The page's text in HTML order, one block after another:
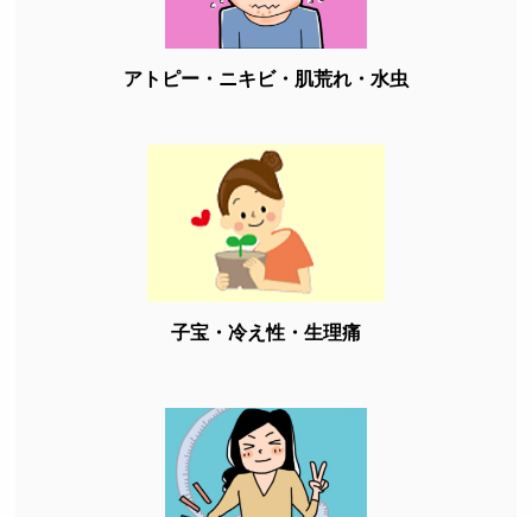
アトピー・ニキビ・肌荒れ・水虫
子宝・冷え性・生理痛